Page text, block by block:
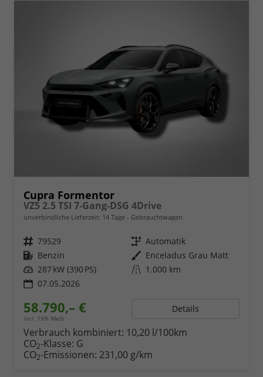
Cupra Formentor
VZ5 2.5 TSI 7-Gang-DSG 4Drive
unverbindliche Lieferzeit: 14 Tage Gebrauchtwagen
Fahrzeugnr. 79529 Getriebe Automatik
Kraftstoff Benzin Außenfarbe Enceladus Grau Matt
Leistung 287 kW (390 PS) Kilometerstand 1.000 km
07.05.2026
58.790,– €
incl. 19% MwSt.
Details
Verbrauch kombiniert: 10,20 l/100km
CO2-Klasse: G
CO2-Emissionen: 231,00 g/km